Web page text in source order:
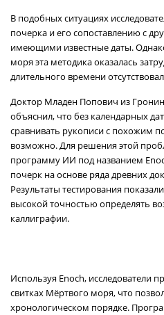
В подобных ситуациях
почерка и его сопоставлению с
имеющими известные даты.
моря эта методика оказалась
длительного времени
Доктор Младен Попович из
объяснил, что без календарных
сравнивать рукописи с похожим
возможно. Для решения этой
программу ИИ под названием
почерк на основе ряда древних
Результаты тестирования
высокой точностью определять
каллиграфии.
Используя Enoch, исследователи
свитках Мёртвого моря, что
хронологическом порядке.